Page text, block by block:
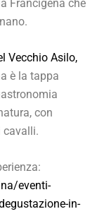
Francigena che
Vecchio Asilo,
è la tappa
con
cavalli.
eventi-
in-